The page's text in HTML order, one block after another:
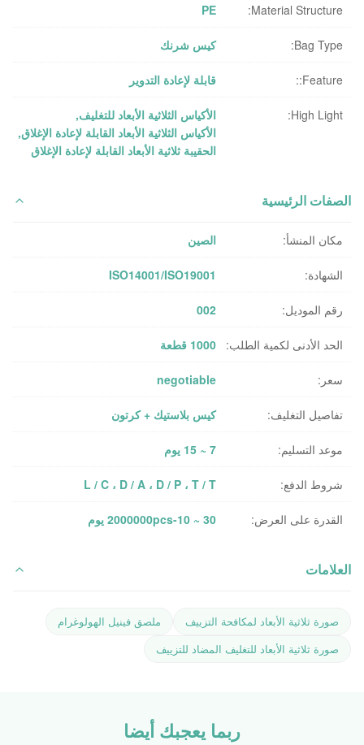
Material Structure:
PE
Bag Type: كيس شرنك
Feature:: قابلة لإعادة التدوير
High Light: الأكياس الثلاثية الأبعاد للتغليف,
الأكياس الثلاثية الأبعاد القابلة لإعادة الإغلاق,
الحقيبة ثلاثية الأبعاد القابلة لإعادة الإغلاق
الصفات الرئيسية
مكان المنشأ: الصين
الشهادة: ISO14001/ISO19001
رقم الموديل: 002
الحد الأدنى لكمية الطلب: 1000 قطعة
سعر: negotiable
تفاصيل التغليف: كيس بلاستيك + كرتون
موعد التسليم: 7 ~ 15 يوم
شروط الدفع: L / C ، D / A ، D / P ، T / T
القدرة على العرض: 2000000pcs-10 ~ 30 يوم
العلامات
صورة ثلاثية الأبعاد لمكافحة التزييف
ملصق فينيل الهولوغرام
صورة ثلاثية الأبعاد للتغليف المضاد للتزييف
ربما يعجبك أيضا